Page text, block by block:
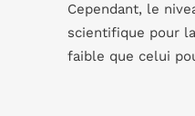
Cependant, le
scientifique pour
faible que celui